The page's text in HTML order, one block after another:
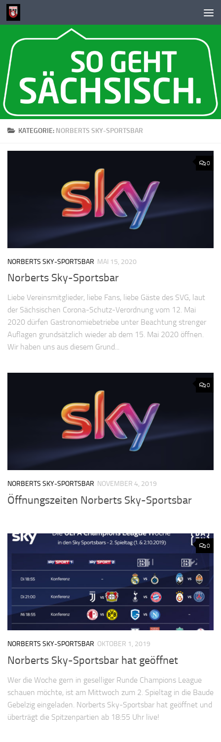
Zum Inhalt springen
KATEGORIE: NORBERTS SKY-SPORTSBAR
0
NORBERTS SKY-SPORTSBAR MAI 15, 2020
Norberts Sky-Sportsbar
Liebe Vereinsmitglieder, liebe Fans, liebe Gäste des SVG, laut
der Sächsischen Corona-Schutz-Verordnung vom 12. Mai
2020 dürfen Gastronomiebetriebe unter Beachtung strenger
Auflagen grundsätzlich wieder ab dem 15. Mai 2020 öffnen.
Wir haben uns aus diesem Grund...
0
NORBERTS SKY-SPORTSBAR NOVEMBER 4, 2019
Öffnungszeiten Norberts Sky-Sportsbar
0
NORBERTS SKY-SPORTSBAR OKTOBER 1, 2019
Norberts Sky-Sportsbar hat geöffnet
Wer die Woche gern in geselliger Runde Champions League
schauen möchte, ist am Mittwoch zum 2. Spieltag in die Baude
Gebelzig eingeladen. Norberts Sky-Sportsbar hat geöffnet und
überträgt die Spitzenpartien ab 18:55 Uhr live!